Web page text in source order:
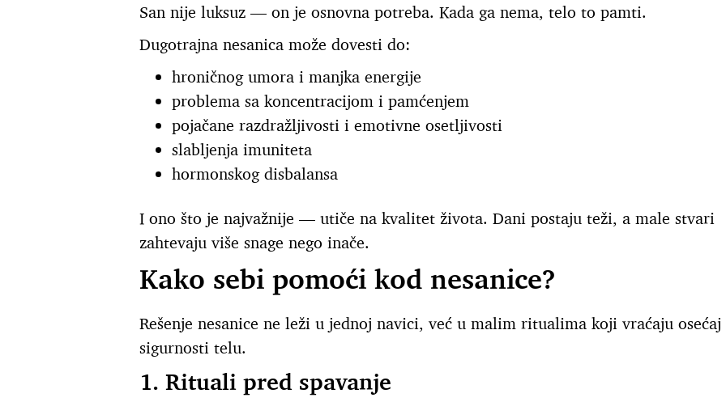
San nije luksuz — on je osnovna potreba. Kada ga nema, telo to pamti.
Dugotrajna nesanica može dovesti do:
hroničnog umora i manjka energije
problema sa koncentracijom i pamćenjem
pojačane razdražljivosti i emotivne osetljivosti
slabljenja imuniteta
hormonskog disbalansa
I ono što je najvažnije — utiče na kvalitet života. Dani postaju teži, a male stvari
zahtevaju više snage nego inače.
Kako sebi pomoći kod nesanice?
Rešenje nesanice ne leži u jednoj navici, već u malim ritualima koji vraćaju osećaj
sigurnosti telu.
1. Rituali pred spavanje